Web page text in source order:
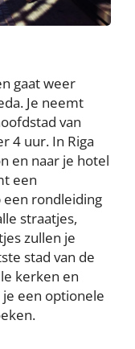
gaat weer
Je neemt
van
4 uur. In Riga
en naar je hotel
een
een rondleiding
straatjes,
zullen je
stad van de
kerken en
een optionele